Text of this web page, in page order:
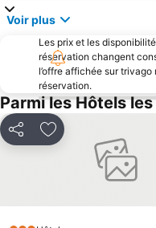
Voir plus
Les prix et les
réservation changent
l’offre affichée sur
réservation.
Parmi les Hôtels
PartagerAjouter à mes